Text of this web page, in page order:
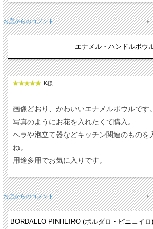
お店からのコメント
エナメル・ハンドルボウ
K様
画像どおり、かわいいエナメルボウルです。
写真のようにお花を入れたくて購入。
ヘラや泡立て器などキッチン関連のものを
ね。
用途多用でお気に入りです。
お店からのコメント
BORDALLO PINHEIRO (ボルダロ・ピニェイ